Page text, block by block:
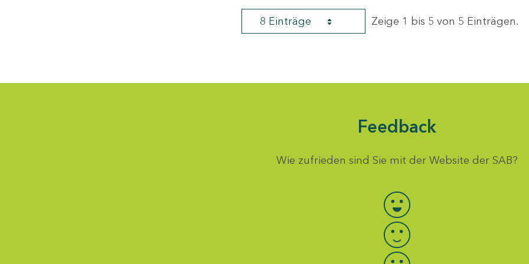
8 Einträge Zeige 1 bis 5 von 5 Einträgen.
Feedback
Wie zufrieden sind Sie mit der Website der SAB?
Bewertung auswählen